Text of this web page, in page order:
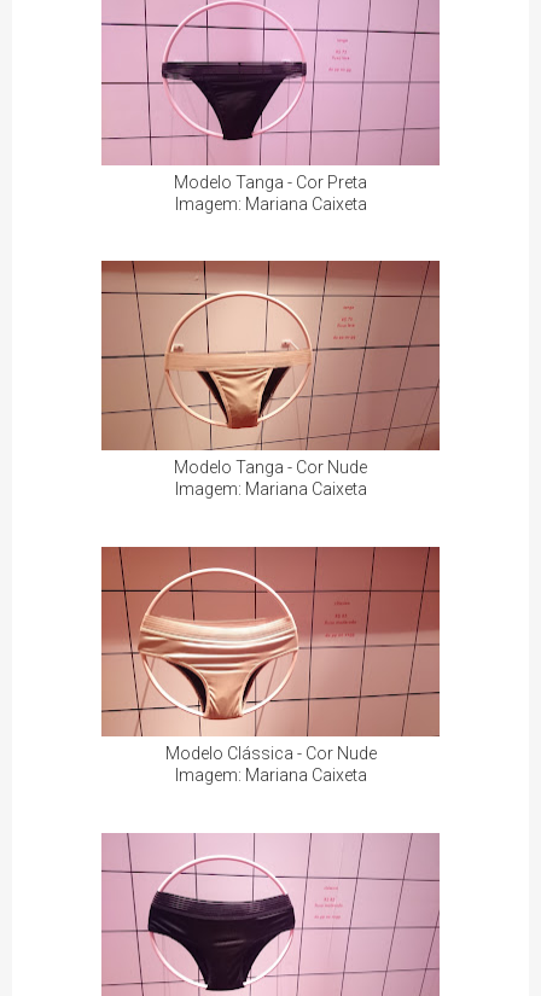
Modelo Tanga - Cor Preta
Imagem: Mariana Caixeta
Modelo Tanga - Cor Nude
Imagem: Mariana Caixeta
Modelo Clássica - Cor Nude
Imagem: Mariana Caixeta